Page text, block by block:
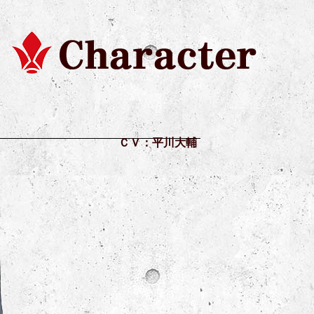
ＣＶ：平川大輔